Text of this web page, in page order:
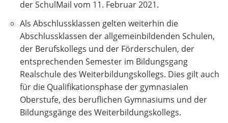
der SchulMail vom 11. Februar 2021.
Als Abschlussklassen gelten weiterhin die
Abschlussklassen der allgemeinbildenden Schulen,
der Berufskollegs und der Förderschulen, der
entsprechenden Semester im Bildungsgang
Realschule des Weiterbildungskollegs. Dies gilt auch
für die Qualifikationsphase der gymnasialen
Oberstufe, des beruflichen Gymnasiums und der
Bildungsgänge des Weiterbildungskollegs.